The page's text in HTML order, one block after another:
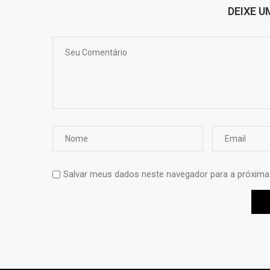
DEIXE
Salvar meus dados neste navegador para a